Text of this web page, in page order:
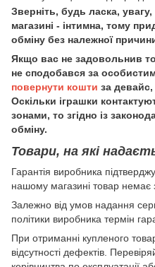
Зверніть, будь ласка,
магазині - інтимна, тому
обміну без належної
Якщо вас не задовольнив
не сподобався за
повернути кошти за
Оскільки іграшки
зонами, то згідно із
обміну.
Товари, на які
Гарантія виробника
нашому магазині товар немає
Залежно від умов надання
політики виробника термін
При отриманні купленого
відсутності дефектів.